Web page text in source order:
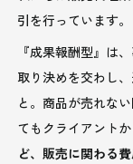
引を行っています。
『成果報酬型』は
取り決めを交わし
と。商品が売れな
てもクライアント
ど、販売に関わる